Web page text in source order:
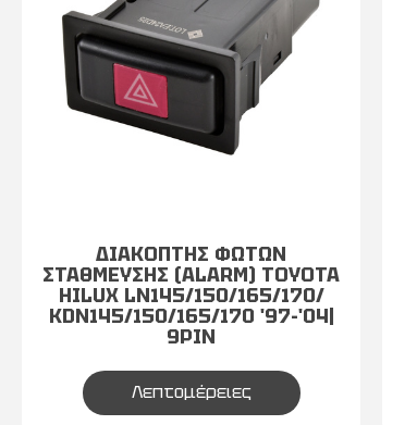
ΔΙΑΚΟΠΤΗΣ ΦΩΤΩΝ
ΣΤΑΘΜΕΥΣΗΣ (ALARM) TOYOTA
HILUX LN145/150/165/170/
KDN145/150/165/170 '97-'04|
9PIN
Λεπτομέρειες